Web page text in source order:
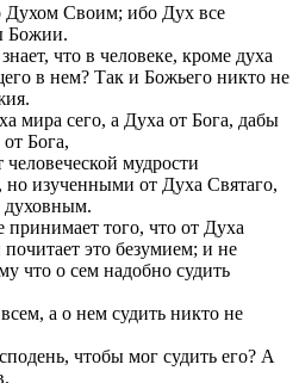
Духом Своим; ибо Дух все
Божии.
что в человеке, кроме духа
в нем? Так и Божьего никто не
мира сего, а Духа от Бога, дабы
Бога,
мудрости
изученными от Духа Святаго,
духовным.
того, что от Духа
это безумием; и не
что о сем надобно судить
а о нем судить никто не
чтобы мог судить его? А